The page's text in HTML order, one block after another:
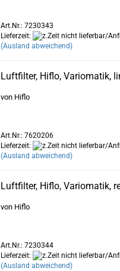
Art.Nr.: 7230343
Lieferzeit:
(Ausland abweichend)
Luftfilter, Hiflo, Variomatik,
von Hiflo
Art.Nr.: 7620206
Lieferzeit:
(Ausland abweichend)
Luftfilter, Hiflo, Variomatik,
von Hiflo
Art.Nr.: 7230344
Lieferzeit:
(Ausland abweichend)